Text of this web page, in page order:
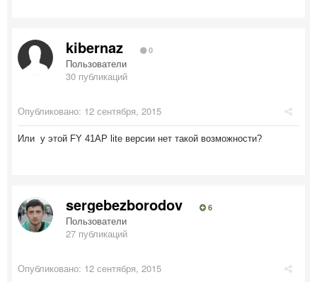
kibernaz 0
Пользователи
30 публикаций
Опубликовано: 12 сентября, 2015
Или у этой FY 41AP lite версии нет такой возможности?
sergebezborodov 6
Пользователи
27 публикаций
Опубликовано: 12 сентября, 2015